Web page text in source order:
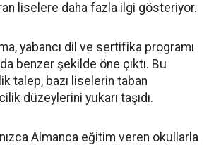
liselere daha fazla ilgi gösteriyor.
yabancı dil ve sertifika programı
benzer şekilde öne çıktı. Bu
talep, bazı liselerin taban
düzeylerini yukarı taşıdı.
Almanca eğitim veren okullarla